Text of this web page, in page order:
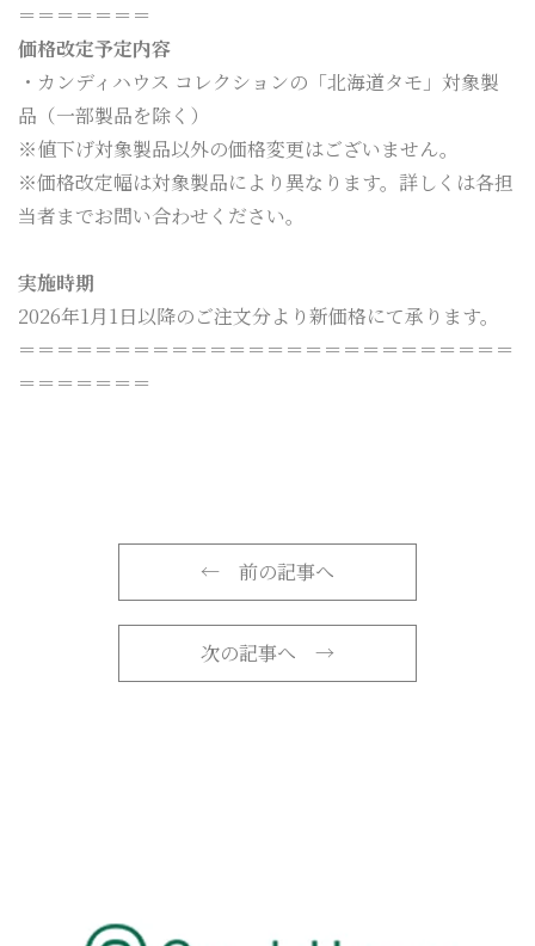
＝＝＝＝＝＝＝
価格改定予定内容
・カンディハウス コレクションの「北海道タモ」対象製
品（一部製品を除く）
※値下げ対象製品以外の価格変更はございません。
※価格改定幅は対象製品により異なります。詳しくは各担
当者までお問い合わせください。
実施時期
2026年1月1日以降のご注文分より新価格にて承ります。
＝＝＝＝＝＝＝＝＝＝＝＝＝＝＝＝＝＝＝＝＝＝＝＝＝＝
＝＝＝＝＝＝＝
← 前の記事へ
次の記事へ →